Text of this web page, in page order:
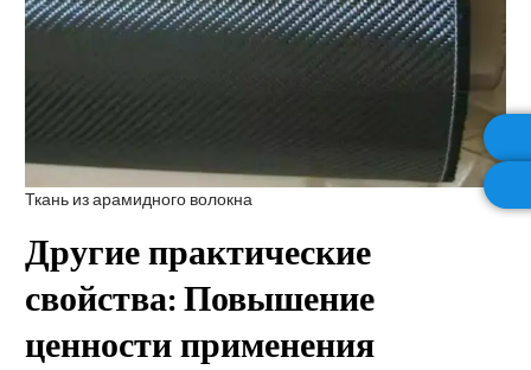
Ткань из арамидного волокна
Другие практические
свойства: Повышение
ценности применения